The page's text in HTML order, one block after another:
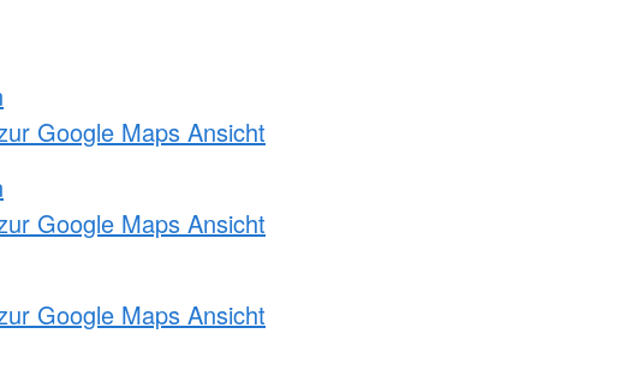
Google Maps Ansicht
Google Maps Ansicht
Google Maps Ansicht